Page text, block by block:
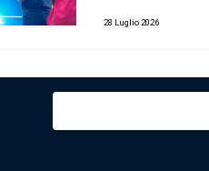
28 Luglio 2026
Ricerca